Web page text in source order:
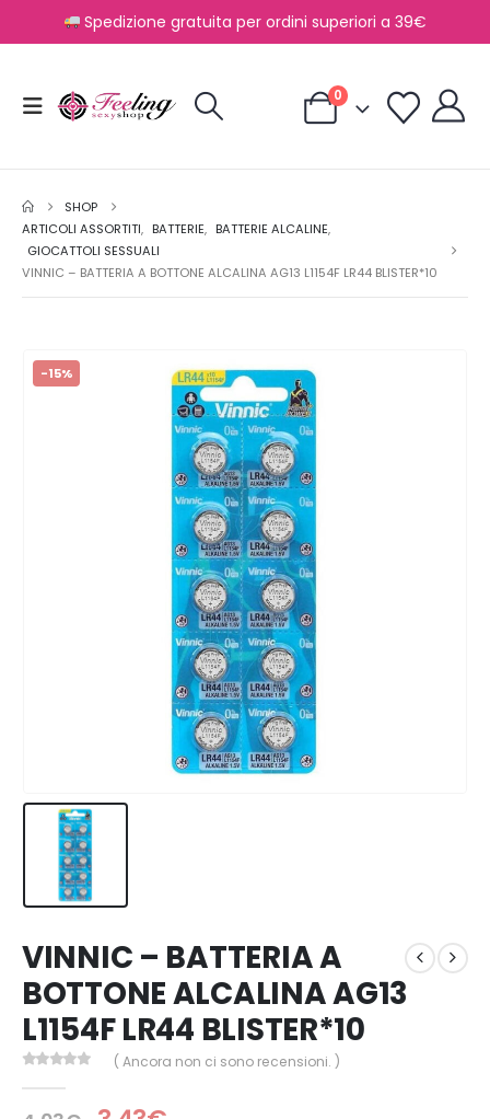
Spedizione gratuita per ordini superiori a 39€
0
SHOP
ARTICOLI ASSORTITI, BATTERIE, BATTERIE ALCALINE,
GIOCATTOLI SESSUALI
VINNIC – BATTERIA A BOTTONE ALCALINA AG13 L1154F LR44 BLISTER*10
-15%
VINNIC – BATTERIA A
BOTTONE ALCALINA AG13
L1154F LR44 BLISTER*10
( Ancora non ci sono recensioni. )